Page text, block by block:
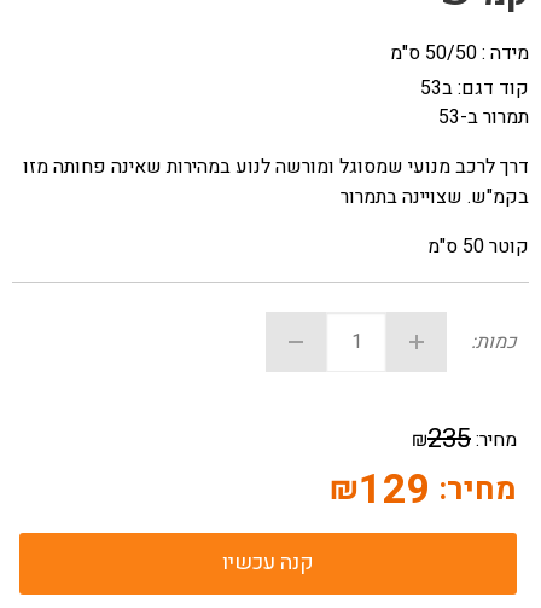
מידה : 50/50 ס"מ
קוד דגם:ב53
תמרור ב-53
דרך לרכב מנועי שמסוגל ומורשה לנוע במהירות שאינה פחותה מזו
בקמ"ש. שצויינה בתמרור
קוטר 50 ס"מ
כמות:
מחיר:235
₪
מחיר: 129
₪
קנה עכשיו